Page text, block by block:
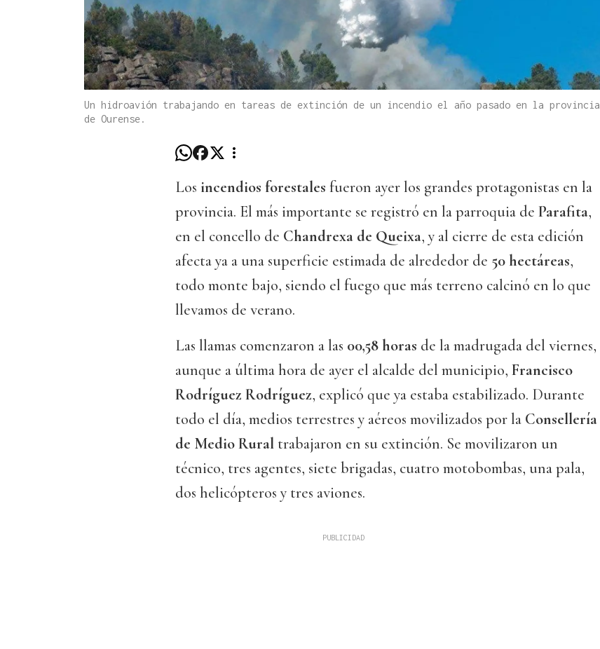
Un hidroavión trabajando en tareas de extinción de un incendio el año pasado en la provincia
de Ourense.
Los incendios forestales fueron ayer los grandes protagonistas en la
provincia. El más importante se registró en la parroquia de Parafita,
en el concello de Chandrexa de Queixa, y al cierre de esta edición
afecta ya a una superficie estimada de alrededor de 50 hectáreas,
todo monte bajo, siendo el fuego que más terreno calcinó en lo que
llevamos de verano.
Las llamas comenzaron a las 00,58 horas de la madrugada del viernes,
aunque a última hora de ayer el alcalde del municipio, Francisco
Rodríguez Rodríguez, explicó que ya estaba estabilizado. Durante
todo el día, medios terrestres y aéreos movilizados por la Consellería
de Medio Rural trabajaron en su extinción. Se movilizaron un
técnico, tres agentes, siete brigadas, cuatro motobombas, una pala,
dos helicópteros y tres aviones.